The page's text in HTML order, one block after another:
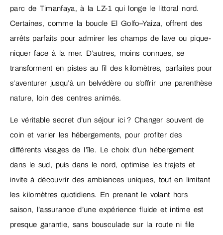
parc de Timanfaya, à la LZ-1 qui longe le littoral nord.
Certaines, comme la boucle El Golfo–Yaiza, offrent des
arrêts parfaits pour admirer les champs de lave ou pique-
niquer face à la mer. D’autres, moins connues, se
transforment en pistes au fil des kilomètres, parfaites pour
s’aventurer jusqu’à un belvédère ou s’offrir une parenthèse
nature, loin des centres animés.
Le véritable secret d’un séjour ici ? Changer souvent de
coin et varier les hébergements, pour profiter des
différents visages de l’île. Le choix d’un hébergement
dans le sud, puis dans le nord, optimise les trajets et
invite à découvrir des ambiances uniques, tout en limitant
les kilomètres quotidiens. En prenant le volant hors
saison, l’assurance d’une expérience fluide et intime est
presque garantie, sans bousculade sur la route ni file